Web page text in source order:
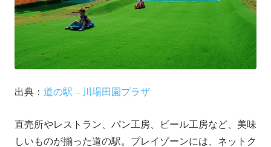
出典： 道の駅 – 川場田園プラザ
直売所やレストラン、パン工房、ビール工房など、美味
しいものが揃った道の駅。プレイゾーンには、ネットク